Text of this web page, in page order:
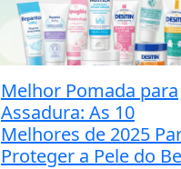
Melhor Pomada para
Assadura: As 10
Melhores de 2025
Proteger a Pele do